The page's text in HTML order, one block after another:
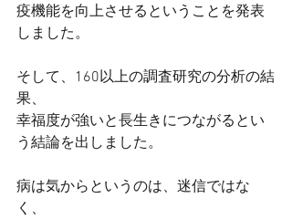
疫機能を向上させるということを発表
しました。
そして、160以上の調査研究の分析の結
果、
幸福度が強いと長生きにつながるとい
う結論を出しました。
病は気からというのは、迷信ではな
く、